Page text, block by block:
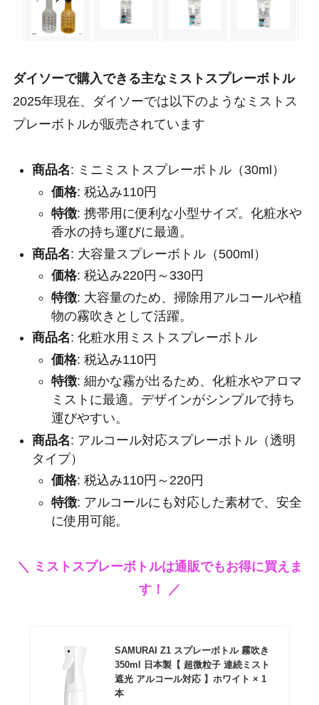
ダイソーで購入できる主なミストスプレーボトル
2025年現在、ダイソーでは以下のようなミストス
プレーボトルが販売されています
商品名: ミニミストスプレーボトル（30ml）
価格: 税込み110円
特徴: 携帯用に便利な小型サイズ。化粧水や
香水の持ち運びに最適。
商品名: 大容量スプレーボトル（500ml）
価格: 税込み220円～330円
特徴: 大容量のため、掃除用アルコールや植
物の霧吹きとして活躍。
商品名: 化粧水用ミストスプレーボトル
価格: 税込み110円
特徴: 細かな霧が出るため、化粧水やアロマ
ミストに最適。デザインがシンプルで持ち
運びやすい。
商品名: アルコール対応スプレーボトル（透明
タイプ）
価格: 税込み110円～220円
特徴: アルコールにも対応した素材で、安全
に使用可能。
＼ ミストスプレーボトルは通販でもお得に買えま
す！ ／
SAMURAI Z1 スプレーボトル 霧吹き
350ml 日本製【 超微粒子 連続ミスト
遮光 アルコール対応 】ホワイト × 1
本